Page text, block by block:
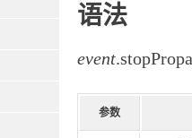
语法
event
参数